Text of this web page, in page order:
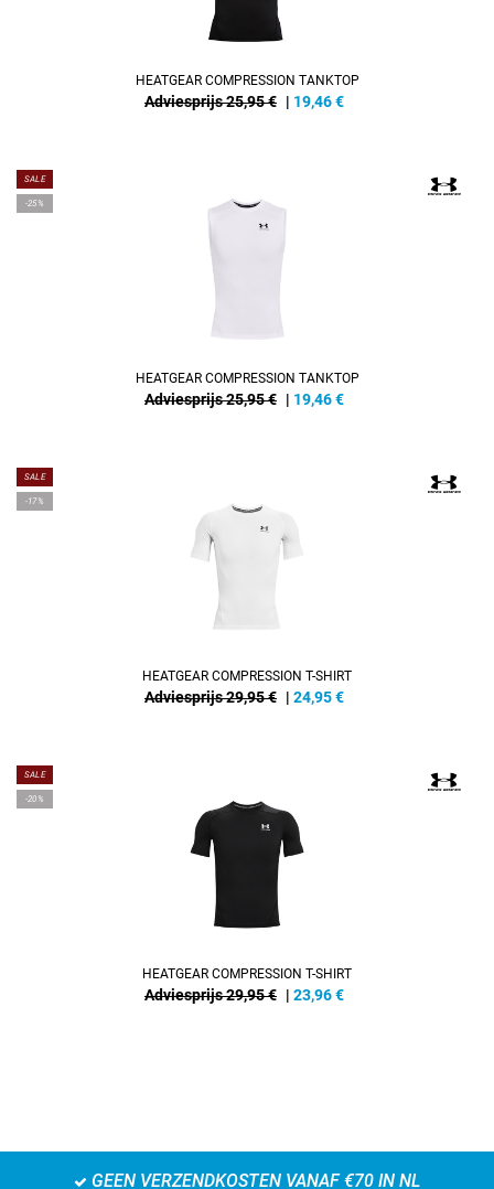
HEATGEAR COMPRESSION TANKTOP
Adviesprijs 25,95 € | 19,46€
SALE
-25%
HEATGEAR COMPRESSION TANKTOP
Adviesprijs 25,95 € | 19,46€
SALE
-17%
HEATGEAR COMPRESSION T-SHIRT
Adviesprijs 29,95 € | 24,95€
SALE
-20%
HEATGEAR COMPRESSION T-SHIRT
Adviesprijs 29,95 € | 23,96€
GEEN VERZENDKOSTEN VANAF €70 IN NL